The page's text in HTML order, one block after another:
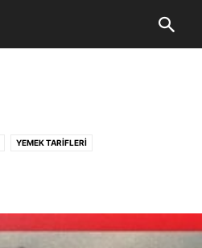
YEMEK TARIFLERI